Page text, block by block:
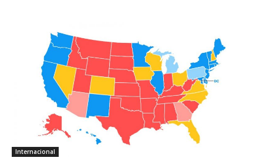
Internacional